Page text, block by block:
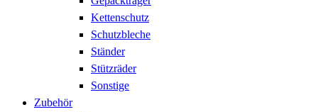
Kettenschutz
Schutzbleche
Ständer
Stützräder
Sonstige
Zubehör